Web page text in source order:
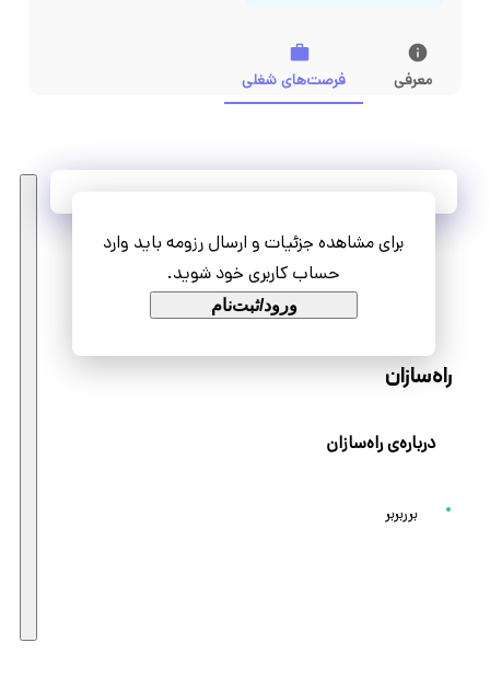
معرفی فرصت‌های شغلی
برای مشاهده جزئیات و ارسال رزومه باید وارد
حساب کاربری خود شوید.
ورود/ثبت‌نام
مشاهده همه فرصت‌ها
راه‌سازان
درباره‌ی راه‌سازان
برربربر